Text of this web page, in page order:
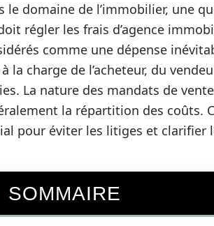
le domaine de l’immobilier, une
régler les frais d’agence
comme une dépense
la charge de l’acheteur, du
La nature des mandats de
la répartition des coûts.
pour éviter les litiges et clarifier
SOMMAIRE